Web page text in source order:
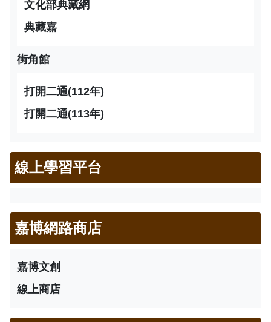
文化部典藏網
典藏嘉
街角館
打開二通(112年)
打開二通(113年)
線上學習平台
嘉博網路商店
嘉博文創
線上商店